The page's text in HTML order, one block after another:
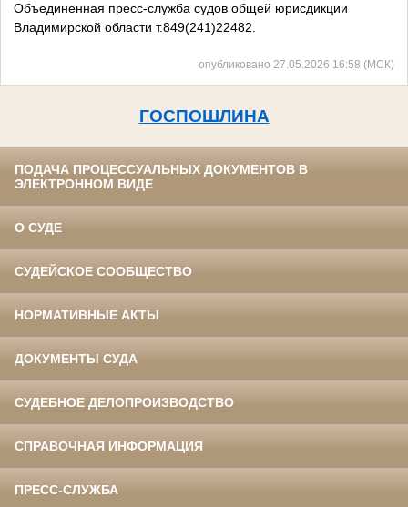
Объединенная пресс-служба судов общей юрисдикции
Владимирской области т.849(241)22482.
опубликовано 27.05.2026 16:58 (МСК)
ГОСПОШЛИНА
ПОДАЧА ПРОЦЕССУАЛЬНЫХ ДОКУМЕНТОВ В
ЭЛЕКТРОННОМ ВИДЕ
О СУДЕ
СУДЕЙСКОЕ СООБЩЕСТВО
НОРМАТИВНЫЕ АКТЫ
ДОКУМЕНТЫ СУДА
СУДЕБНОЕ ДЕЛОПРОИЗВОДСТВО
СПРАВОЧНАЯ ИНФОРМАЦИЯ
ПРЕСС-СЛУЖБА